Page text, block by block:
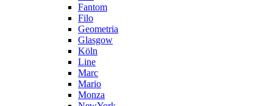
Fantom
Filo
Geometria
Glasgow
Köln
Line
Marc
Mario
Monza